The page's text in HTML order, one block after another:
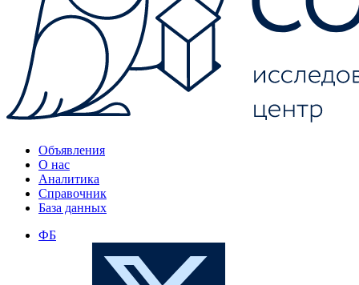
Объявления
О нас
Аналитика
Справочник
База данных
ФБ